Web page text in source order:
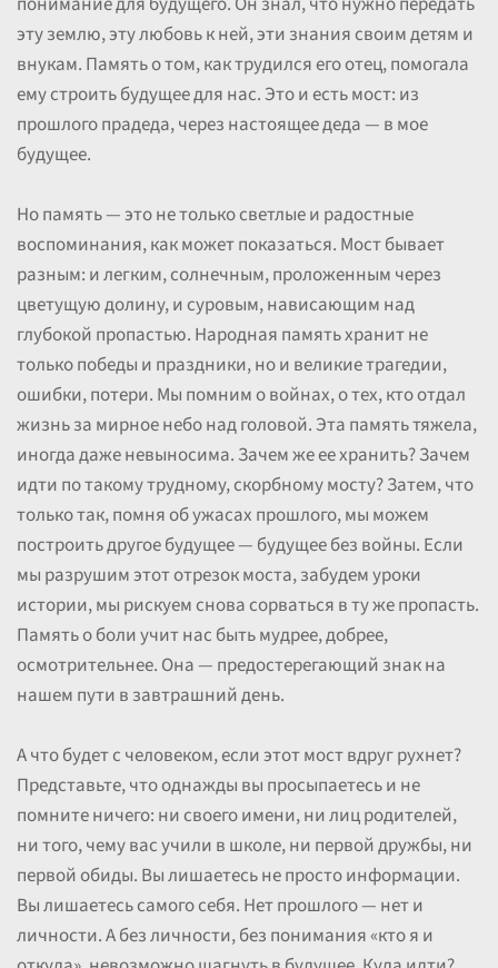
эту землю, эту любовь к ней, эти знания своим детям и
внукам. Память о том, как трудился его отец, помогала
ему строить будущее для нас. Это и есть мост: из
прошлого прадеда, через настоящее деда — в мое
будущее.
Но память — это не только светлые и радостные
воспоминания, как может показаться. Мост бывает
разным: и легким, солнечным, проложенным через
цветущую долину, и суровым, нависающим над
глубокой пропастью. Народная память хранит не
только победы и праздники, но и великие трагедии,
ошибки, потери. Мы помним о войнах, о тех, кто отдал
жизнь за мирное небо над головой. Эта память тяжела,
иногда даже невыносима. Зачем же ее хранить? Зачем
идти по такому трудному, скорбному мосту? Затем, что
только так, помня об ужасах прошлого, мы можем
построить другое будущее — будущее без войны. Если
мы разрушим этот отрезок моста, забудем уроки
истории, мы рискуем снова сорваться в ту же пропасть.
Память о боли учит нас быть мудрее, добрее,
осмотрительнее. Она — предостерегающий знак на
нашем пути в завтрашний день.
А что будет с человеком, если этот мост вдруг рухнет?
Представьте, что однажды вы просыпаетесь и не
помните ничего: ни своего имени, ни лиц родителей,
ни того, чему вас учили в школе, ни первой дружбы, ни
первой обиды. Вы лишаетесь не просто информации.
Вы лишаетесь самого себя. Нет прошлого — нет и
личности. А без личности, без понимания «кто я и